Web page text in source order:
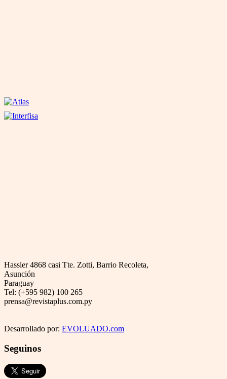
Hassler 4868 casi Tte. Zotti, Barrio Recoleta,
Asunción
Paraguay
Tel: (+595 982) 100 265
prensa@revistaplus.com.py
Desarrollado por: EVOLUADO.com
Seguinos